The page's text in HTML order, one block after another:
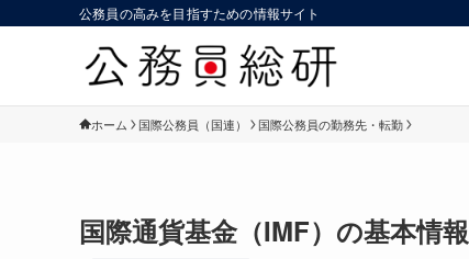
公務員の高みを目指すための情報サイト
ホーム 国際公務員（国連） 国際公務員の勤務先・転勤
国際通貨基金（IMF）の基本情報